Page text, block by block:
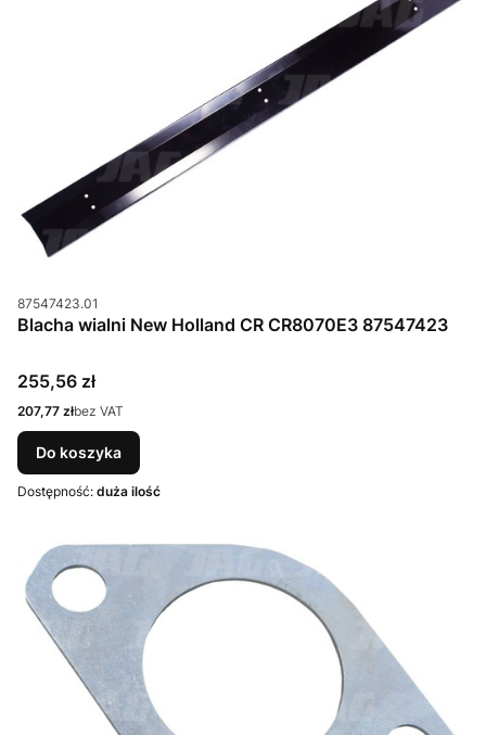
Kod produktu
87547423.01
Blacha wialni New Holland CR CR8070E3 87547423
Cena
255,56 zł
Cena
207,77 złbez VAT
Do koszyka
Dostępność: duża ilość